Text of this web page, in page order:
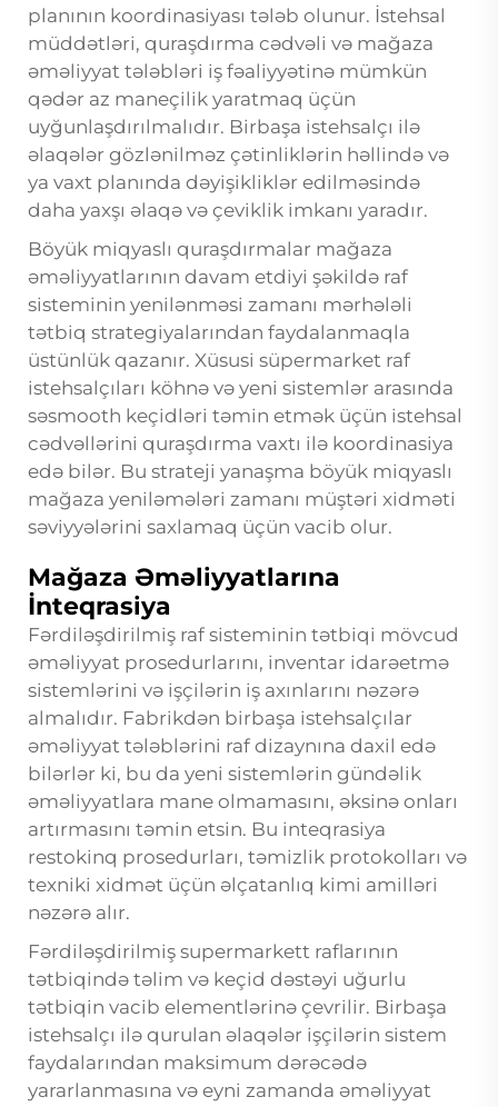
planının koordinasiyası tələb olunur. İstehsal
müddətləri, quraşdırma cədvəli və mağaza
əməliyyat tələbləri iş fəaliyyətinə mümkün
qədər az maneçilik yaratmaq üçün
uyğunlaşdırılmalıdır. Birbaşa istehsalçı ilə
əlaqələr gözlənilməz çətinliklərin həllində və
ya vaxt planında dəyişikliklər edilməsində
daha yaxşı əlaqə və çeviklik imkanı yaradır.
Böyük miqyaslı quraşdırmalar mağaza
əməliyyatlarının davam etdiyi şəkildə raf
sisteminin yenilənməsi zamanı mərhələli
tətbiq strategiyalarından faydalanmaqla
üstünlük qazanır. Xüsusi süpermarket raf
istehsalçıları köhnə və yeni sistemlər arasında
səsmooth keçidləri təmin etmək üçün istehsal
cədvəllərini quraşdırma vaxtı ilə koordinasiya
edə bilər. Bu strateji yanaşma böyük miqyaslı
mağaza yeniləmələri zamanı müştəri xidməti
səviyyələrini saxlamaq üçün vacib olur.
Mağaza Əməliyyatlarına
İnteqrasiya
Fərdiləşdirilmiş raf sisteminin tətbiqi mövcud
əməliyyat prosedurlarını, inventar idarəetmə
sistemlərini və işçilərin iş axınlarını nəzərə
almalıdır. Fabrikdən birbaşa istehsalçılar
əməliyyat tələblərini raf dizaynına daxil edə
bilərlər ki, bu da yeni sistemlərin gündəlik
əməliyyatlara mane olmamasını, əksinə onları
artırmasını təmin etsin. Bu inteqrasiya
restokinq prosedurları, təmizlik protokolları və
texniki xidmət üçün əlçatanlıq kimi amilləri
nəzərə alır.
Fərdiləşdirilmiş supermarkett raflarının
tətbiqində təlim və keçid dəstəyi uğurlu
tətbiqin vacib elementlərinə çevrilir. Birbaşa
istehsalçı ilə qurulan əlaqələr işçilərin sistem
faydalarından maksimum dərəcədə
yararlanmasına və eyni zamanda əməliyyat